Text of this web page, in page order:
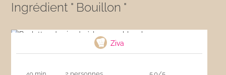
Ingrédient " Bouillon "
Ziva